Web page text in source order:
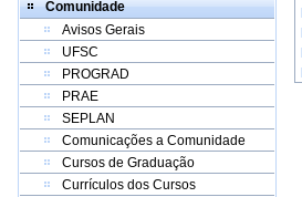
Comunidade
Avisos Gerais
UFSC
PROGRAD
PRAE
SEPLAN
Comunicações a Comunidade
Cursos de Graduação
Currículos dos Cursos